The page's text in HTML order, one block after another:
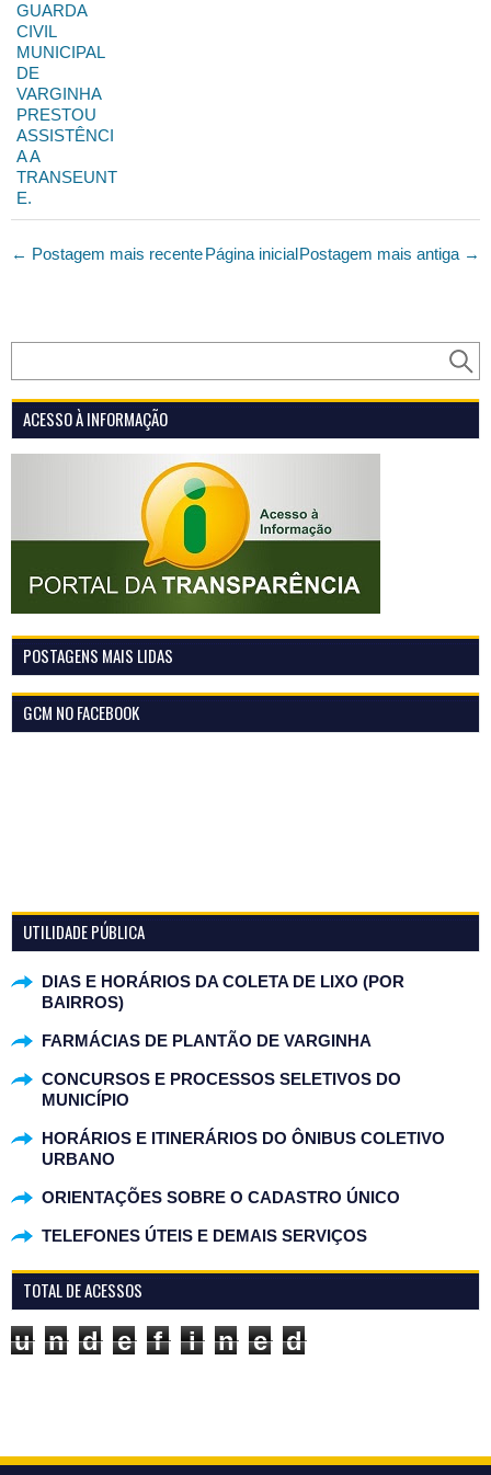
GUARDA
CIVIL
MUNICIPAL
DE
VARGINHA
PRESTOU
ASSISTÊNCI
A A
TRANSEUNT
E.
← Postagem mais recente Postagem mais antiga →
Página inicial
ACESSO À INFORMAÇÃO
POSTAGENS MAIS LIDAS
GCM NO FACEBOOK
UTILIDADE PÚBLICA
DIAS E HORÁRIOS DA COLETA DE LIXO (POR
BAIRROS)
FARMÁCIAS DE PLANTÃO DE VARGINHA
CONCURSOS E PROCESSOS SELETIVOS DO
MUNICÍPIO
HORÁRIOS E ITINERÁRIOS DO ÔNIBUS COLETIVO
URBANO
ORIENTAÇÕES SOBRE O CADASTRO ÚNICO
TELEFONES ÚTEIS E DEMAIS SERVIÇOS
TOTAL DE ACESSOS
u n d e f i n e d